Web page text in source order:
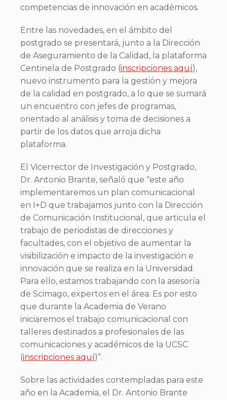
competencias de innovación en académicos.
Entre las novedades, en el ámbito del
postgrado se presentará, junto a la Dirección
de Aseguramiento de la Calidad, la plataforma
Centinela de Postgrado (inscripciones aquí),
nuevo instrumento para la gestión y mejora
de la calidad en postgrado, a lo que se sumará
un encuentro con jefes de programas,
orientado al análisis y toma de decisiones a
partir de los datos que arroja dicha
plataforma.
El Vicerrector de Investigación y Postgrado,
Dr. Antonio Brante, señaló que “este año
implementaremos un plan comunicacional
en I+D que trabajamos junto con la Dirección
de Comunicación Institucional, que articula el
trabajo de periodistas de direcciones y
facultades, con el objetivo de aumentar la
visibilización e impacto de la investigación e
innovación que se realiza en la Universidad.
Para ello, estamos trabajando con la asesoría
de Scimago, expertos en el área. Es por esto
que durante la Academia de Verano
iniciaremos el trabajo comunicacional con
talleres destinados a profesionales de las
comunicaciones y académicos de la UCSC
(inscripciones aquí)”.
Sobre las actividades contempladas para este
año en la Academia, el Dr. Antonio Brante